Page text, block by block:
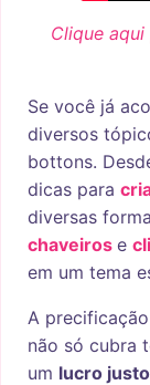
Clique
Se você já
diversos
bottons.
dicas para
diversas
chaveiros e
em um tema
A
não só cubra
um lucro justo